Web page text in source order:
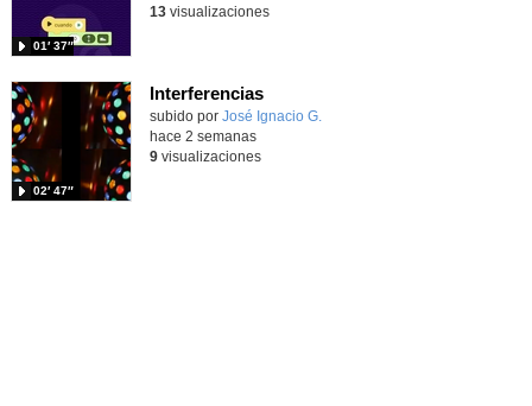
01′ 37″
13visualizaciones
Interferencias
Contenido educativo.
subido por José Ignacio G.
02′ 47″
hace 2 semanas
9visualizaciones